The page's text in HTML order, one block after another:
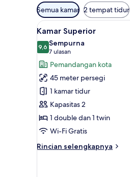
Filter
tersedia
untuk
kamar
Semua kamar 2 tempat tidur
Lihat
semua
foto
untuk
Kamar
Superior
6
Kamar Superior
9,69,6 dari 10
Sempurna
7 ulasan
(7
ulasan)
Pemandangan kota
45 meter persegi
1 kamar tidur
Kapasitas 2
1 double dan 1 twin
Wi-Fi Gratis
Rincian selengkapnya
Rincian